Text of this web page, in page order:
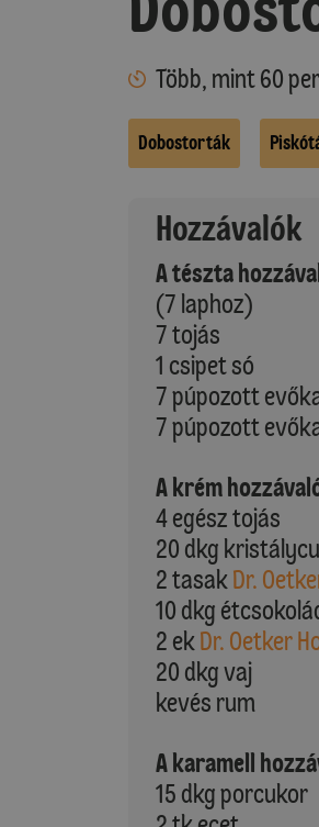
Több, mint 60
Dobostorták
Hozzávalók
A tészta
(7 laphoz)
7 tojás
1 csipet só
7 púpozott
7 púpozott
A krém
4 egész tojás
20 dkg
2 tasakDr.
10 dkg
2 ekDr. Oetker
20 dkg vaj
kevés rum
A karamell
15 dkg porcukor